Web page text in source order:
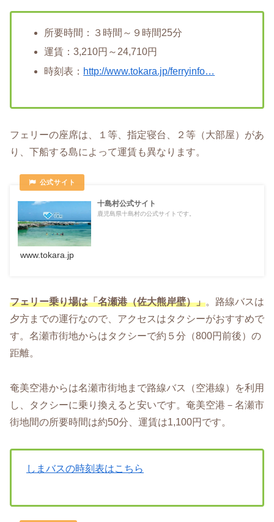
所要時間：３時間～９時間25分
運賃：3,210円～24,710円
時刻表： http://www.tokara.jp/ferryinfo…
フェリーの座席は、１等、指定寝台、２等（大部屋）があ
り、下船する島によって運賃も異なります。
十島村公式サイト
鹿児島県十島村の公式サイトです。
www.tokara.jp
フェリー乗り場は「名瀬港（佐大熊岸壁）」。路線バスは
夕方までの運行なので、アクセスはタクシーがおすすめで
す。名瀬市街地からはタクシーで約５分（800円前後）の
距離。
奄美空港からは名瀬市街地まで路線バス（空港線）を利用
し、タクシーに乗り換えると安いです。奄美空港－名瀬市
街地間の所要時間は約50分、運賃は1,100円です。
しまバスの時刻表はこちら